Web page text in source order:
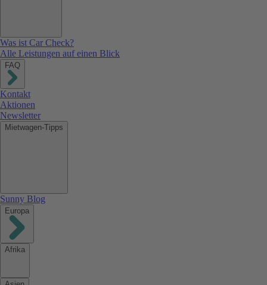
Was ist Car Check?
Alle Leistungen auf einen Blick
FAQ
Kontakt
Aktionen
Newsletter
Mietwagen-Tipps
Sunny Blog
Europa
Afrika